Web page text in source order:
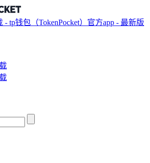
tp钱包（TokenPocket）官方app - 最新版